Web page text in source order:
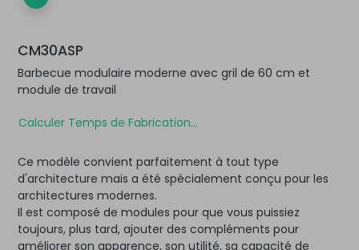
CM30ASP
Barbecue modulaire moderne avec gril de 60 cm et
module de travail
Calculer Temps de Fabrication...
Ce modèle convient parfaitement à tout type
d'architecture mais a été spécialement conçu pour les
architectures modernes.
Il est composé de modules pour que vous puissiez
toujours, plus tard, ajouter des compléments pour
améliorer son apparence, son utilité, sa capacité de